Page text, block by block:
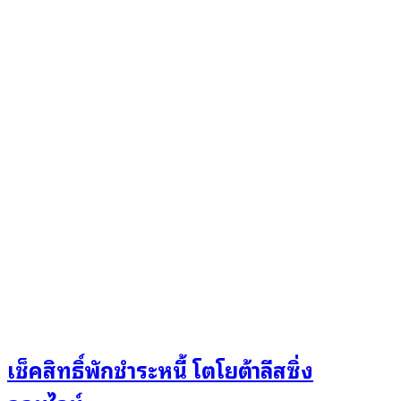
เช็คสิทธิ์พักชำระหนี้ โตโยต้าลีสซิ่ง